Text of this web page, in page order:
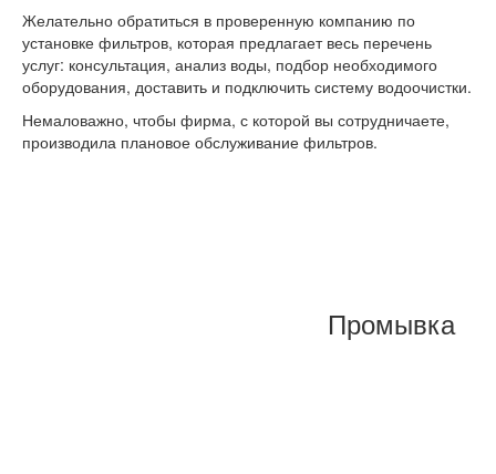
Желательно обратиться в проверенную компанию по
установке фильтров, которая предлагает весь перечень
услуг: консультация, анализ воды, подбор необходимого
оборудования, доставить и подключить систему водоочистки.
Немаловажно, чтобы фирма, с которой вы сотрудничаете,
производила плановое обслуживание фильтров.
Промывка